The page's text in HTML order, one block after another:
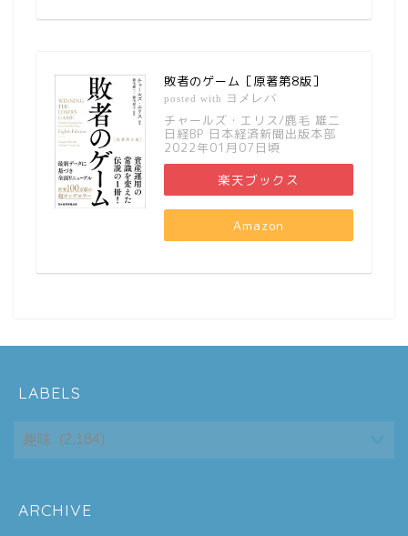
敗者のゲーム［原著第8版］
posted with ヨメレバ
チャールズ・エリス/鹿毛 雄二
日経BP 日本経済新聞出版本部
2022年01月07日頃
楽天ブックス
Amazon
LABELS
ARCHIVE